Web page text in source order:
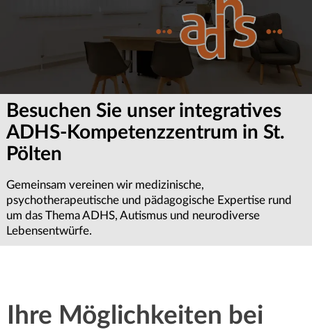
Besuchen Sie unser integratives
ADHS-Kompetenzzentrum in St.
Pölten
Gemeinsam vereinen wir medizinische,
psychotherapeutische und pädagogische Expertise rund
um das Thema ADHS, Autismus und neurodiverse
Lebensentwürfe.
Ihre Möglichkeiten bei